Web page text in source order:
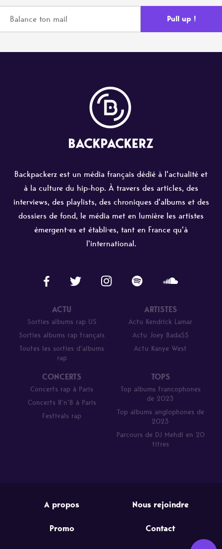
Backpackerz est un média français dédié à l'actualité et
à la culture du hip-hop. À travers des articles, des
interviews, des playlists, des chroniques d'albums et des
dossiers de fond, le média met en lumière les artistes
émergent·es et établi·es, tant en France qu'à
l'international.
ACTU
Sorties albums rap US
Sorties albums rap français
Toutes les sorties d’albums
rap
ARTISTES
Actu Kendrick Lamar
Actu Joey Bada$$
Actu Kanye West
CONCERTS
Concerts rap à Paris
Concerts R’n’B à Paris
Festivals rap
TOPS
Top albums francophones
de 2023
Top albums anglophones de
2023
Parcours de DJ Mehdi en 20
titres
A propos Nous rejoindre
Promo Contact